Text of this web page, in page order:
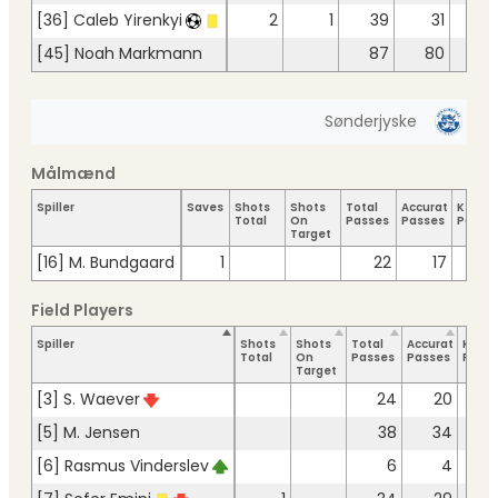
[36] Caleb Yirenkyi
2 1 39 31
[45] Noah Markmann
87 80
Sønderjyske
Spiller Saves
Shots
Total
Shots
On
Target
Total
Passes
Accurate
Passes
Key
[16] M. Bundgaard 1 22 17
Målmænd
Spiller
Shots
Total
Shots
On
Target
Total
Passes
Accurate
Passes
Key
[3] S. Waever 24
20
[5] M. Jensen
38
34
[6] Rasmus Vinderslev
6
4
Field Players